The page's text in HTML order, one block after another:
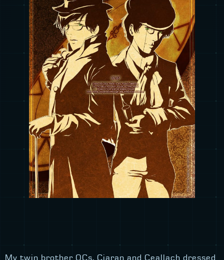
My twin brother OCs, Ciaran and Ceallach dressed